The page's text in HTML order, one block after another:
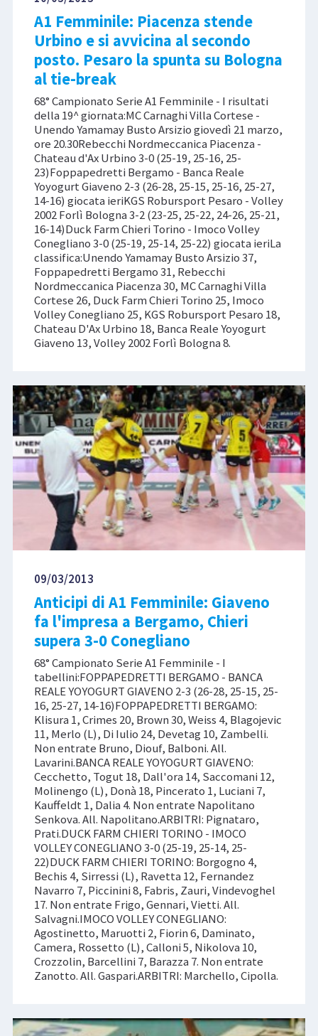
A1 Femminile: Piacenza stende
Urbino e si avvicina al secondo
posto. Pesaro la spunta su Bologna
al tie-break
68° Campionato Serie A1 Femminile - I risultati
della 19^ giornata:MC Carnaghi Villa Cortese -
Unendo Yamamay Busto Arsizio giovedì 21 marzo,
ore 20.30Rebecchi Nordmeccanica Piacenza -
Chateau d'Ax Urbino 3-0 (25-19, 25-16, 25-
23)Foppapedretti Bergamo - Banca Reale
Yoyogurt Giaveno 2-3 (26-28, 25-15, 25-16, 25-27,
14-16) giocata ieriKGS Robursport Pesaro - Volley
2002 Forlì Bologna 3-2 (23-25, 25-22, 24-26, 25-21,
16-14)Duck Farm Chieri Torino - Imoco Volley
Conegliano 3-0 (25-19, 25-14, 25-22) giocata ieriLa
classifica:Unendo Yamamay Busto Arsizio 37,
Foppapedretti Bergamo 31, Rebecchi
Nordmeccanica Piacenza 30, MC Carnaghi Villa
Cortese 26, Duck Farm Chieri Torino 25, Imoco
Volley Conegliano 25, KGS Robursport Pesaro 18,
Chateau D'Ax Urbino 18, Banca Reale Yoyogurt
Giaveno 13, Volley 2002 Forlì Bologna 8.
09/03/2013
Anticipi di A1 Femminile: Giaveno
fa l'impresa a Bergamo, Chieri
supera 3-0 Conegliano
68° Campionato Serie A1 Femminile - I
tabellini:FOPPAPEDRETTI BERGAMO - BANCA
REALE YOYOGURT GIAVENO 2-3 (26-28, 25-15, 25-
16, 25-27, 14-16)FOPPAPEDRETTI BERGAMO:
Klisura 1, Crimes 20, Brown 30, Weiss 4, Blagojevic
11, Merlo (L), Di Iulio 24, Devetag 10, Zambelli.
Non entrate Bruno, Diouf, Balboni. All.
Lavarini.BANCA REALE YOYOGURT GIAVENO:
Cecchetto, Togut 18, Dall'ora 14, Saccomani 12,
Molinengo (L), Donà 18, Pincerato 1, Luciani 7,
Kauffeldt 1, Dalia 4. Non entrate Napolitano
Senkova. All. Napolitano.ARBITRI: Pignataro,
Prati.DUCK FARM CHIERI TORINO - IMOCO
VOLLEY CONEGLIANO 3-0 (25-19, 25-14, 25-
22)DUCK FARM CHIERI TORINO: Borgogno 4,
Bechis 4, Sirressi (L), Ravetta 12, Fernandez
Navarro 7, Piccinini 8, Fabris, Zauri, Vindevoghel
17. Non entrate Frigo, Gennari, Vietti. All.
Salvagni.IMOCO VOLLEY CONEGLIANO:
Agostinetto, Maruotti 2, Fiorin 6, Daminato,
Camera, Rossetto (L), Calloni 5, Nikolova 10,
Crozzolin, Barcellini 7, Barazza 7. Non entrate
Zanotto. All. Gaspari.ARBITRI: Marchello, Cipolla.